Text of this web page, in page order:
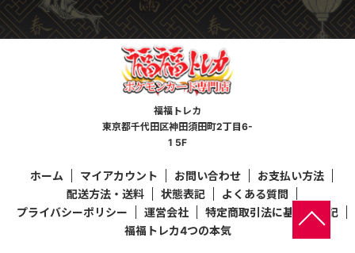
福福トレカ
東京都千代田区神田須田町2丁目6-
1 5F
ホーム マイアカウント お問い合わせ
お支払い方法
配送方法・送料
状態表記
よくある質問
プライバシーポリシー
運営会社
特定商取引法に基づく表記
福福トレカ4つの本気